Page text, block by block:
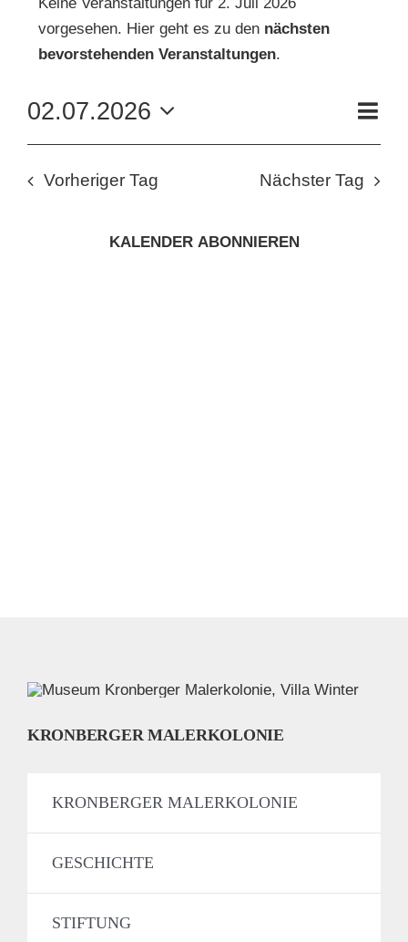
KUNSTSCHULE
KRONBERGER MALERKOLONIE
NACH:
FÜR
JULI
2026
Hinweis
vorgesehen. Hier geht es zu den nächsten
bevorstehenden Veranstaltungen.
Tag
02.07.2026
Datum
Vorheriger Tag Nächster Tag
KALENDER ABONNIEREN
KRONBERGER MALERKOLONIE
KRONBERGER MALERKOLONIE
GESCHICHTE
STIFTUNG